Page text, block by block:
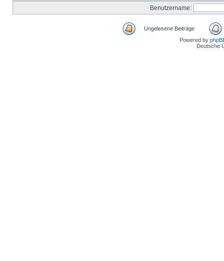
Benutzername:
Ungelesene Beiträge
Powered by
Deutsche